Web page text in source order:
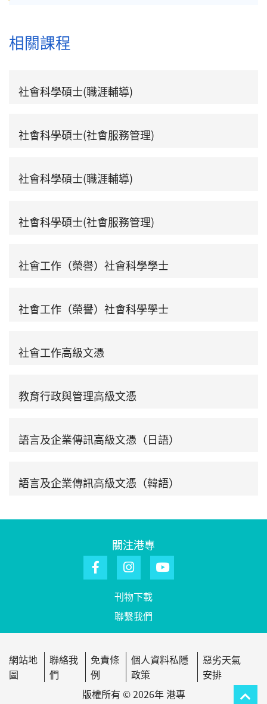
相關課程
社會科學碩士(職涯輔導)
社會科學碩士(社會服務管理)
社會科學碩士(職涯輔導)
社會科學碩士(社會服務管理)
社會工作（榮譽）社會科學學士
社會工作（榮譽）社會科學學士
社會工作高級文憑
教育行政與管理高級文憑
語言及企業傳訊高級文憑（日語）
語言及企業傳訊高級文憑（韓語）
關注港專
刊物下載
聯繫我們
網站地
圖
聯絡我
們
免責條
例
個人資料私隱
政策
惡劣天氣
安排
版權所有 © 2026年 港專